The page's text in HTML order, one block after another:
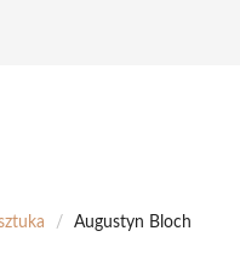
/ Augustyn Bloch